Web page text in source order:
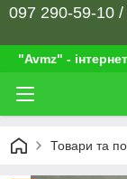
097 290-59-10
"Avmz" -
Товари та